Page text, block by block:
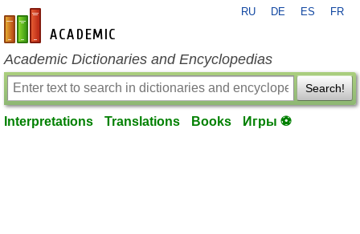
en-academic.com
RU DE ES FR
Academic Dictionaries and Encyclopedias
Search!
Interpretations Translations Books Игры ⚽